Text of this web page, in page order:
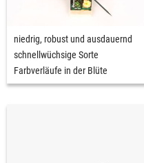
niedrig, robust und ausdauernd
schnellwüchsige Sorte
Farbverläufe in der Blüte